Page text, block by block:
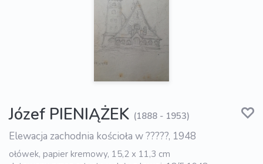
Józef PIENIĄŻEK (1888 - 1953)
Elewacja zachodnia kościoła w ?????, 1948
ołówek, papier kremowy, 15,2 x 11,3 cm